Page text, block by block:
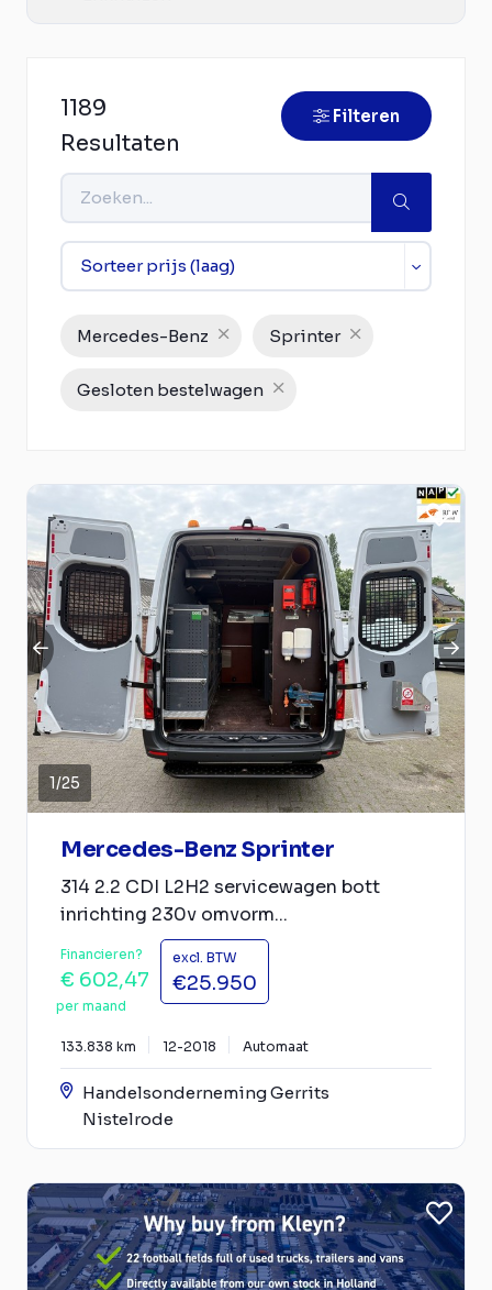
1189
Resultaten
Filteren
Mercedes-Benz Sprinter
Gesloten bestelwagen
1/25
Mercedes-Benz Sprinter
314 2.2 CDI L2H2 servicewagen bott
inrichting 230v omvorm...
Financieren?
€ 602,47
per maand
excl. BTW
€25.950
133.838 km 12-2018 Automaat
Handelsonderneming Gerrits
Nistelrode